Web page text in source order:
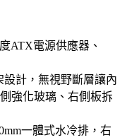
ATX電源供應器、
計，無視野斷層讓內
強化玻璃、右側板拆
一體式水冷排，右